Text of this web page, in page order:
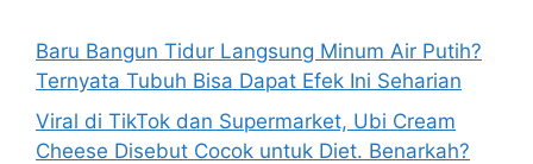
r
:
Baru Bangun Tidur Langsung Minum Air Putih?
Ternyata Tubuh Bisa Dapat Efek Ini Seharian
Viral di TikTok dan Supermarket, Ubi Cream
Cheese Disebut Cocok untuk Diet. Benarkah?